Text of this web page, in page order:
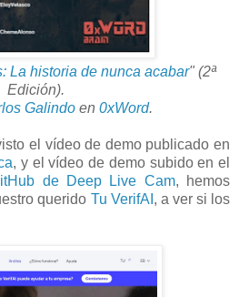
La historia de nunca acabar" (2ª
Edición).
Galindo en 0xWord.
el vídeo de demo publicado en
, y el vídeo de demo subido en el
de Deep Live Cam, hemos
querido Tu VerifAI , a ver si los